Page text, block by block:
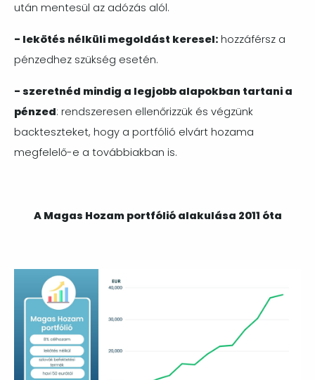
után mentesül az adózás alól.
- lekötés nélküli megoldást keresel: hozzáférsz a
pénzedhez szükség esetén.
- szeretnéd mindig a legjobb alapokban tartani a
pénzed: rendszeresen ellenőrizzük és végzünk
backteszteket, hogy a portfólió elvárt hozama
megfelelő-e a továbbiakban is.
A Magas Hozam portfólió alakulása 2011 óta